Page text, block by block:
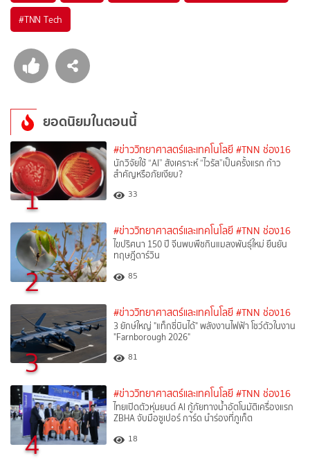
#TNN Tech
ยอดนิยมในตอนนี้
1
#ข่าววิทยาศาสตร์และเทคโนโลยี #TNN ช่อง16
นักวิจัยใช้ “AI” สังเคราะห์ “ไวรัส”เป็นครั้งแรก ก้าว
สำคัญหรือภัยเงียบ?
33
2
#ข่าววิทยาศาสตร์และเทคโนโลยี #TNN ช่อง16
ไขปริศนา 150 ปี จีนพบพืชกินแมลงพันธุ์ใหม่ ยืนยัน
ทฤษฎีดาร์วิน
85
3
#ข่าววิทยาศาสตร์และเทคโนโลยี #TNN ช่อง16
3 ยักษ์ใหญ่ "แท็กซี่บินได้" พลังงานไฟฟ้า โชว์ตัวในงาน
"Farnborough 2026"
81
4
#ข่าววิทยาศาสตร์และเทคโนโลยี #TNN ช่อง16
ไทยเปิดตัวหุ่นยนต์ AI กู้ภัยทางน้ำอัตโนมัติเครื่องแรก
ZBHA จับมือซูเปอร์ การ์ด นำร่องที่ภูเก็ต
18